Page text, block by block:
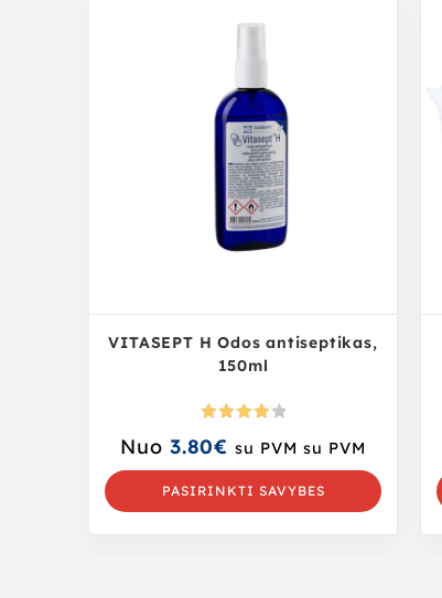
VITASEPT H Odos antiseptikas,
150ml
mas:
4.00iš 5
Nuo 3.80€ su PVM su PVM
PASIRINKTI SAVYBES